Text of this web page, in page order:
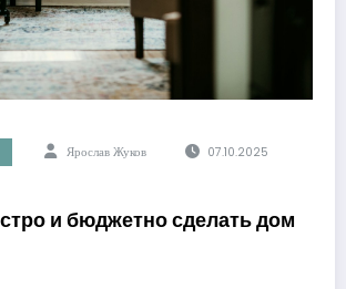
Ярослав Жуков 07.10.2025
и бюджетно сделать дом